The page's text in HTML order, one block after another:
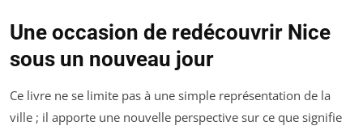
Une occasion de redécouvrir Nice
sous un nouveau jour
Ce livre ne se limite pas à une simple représentation de la
ville ; il apporte une nouvelle perspective sur ce que signifie